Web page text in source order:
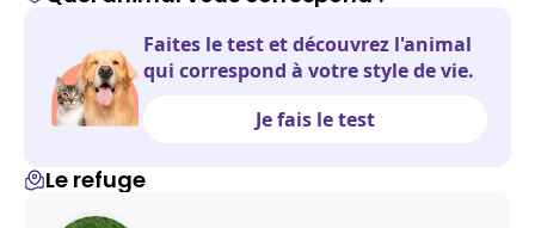
Faites le test et découvrez l'animal
qui correspond à votre style de vie.
Je fais le test
Le refuge